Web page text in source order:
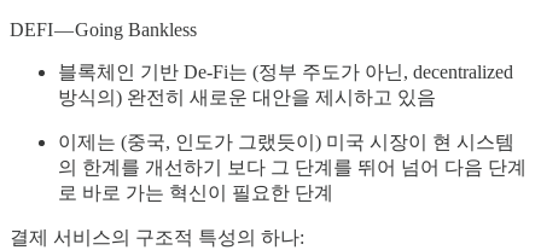
DEFI — Going Bankless
블록체인 기반 De-Fi는 (정부 주도가 아닌, decentralized
방식의) 완전히 새로운 대안을 제시하고 있음
이제는 (중국, 인도가 그랬듯이) 미국 시장이 현 시스템
의 한계를 개선하기 보다 그 단계를 뛰어 넘어 다음 단계
로 바로 가는 혁신이 필요한 단계
결제 서비스의 구조적 특성의 하나: